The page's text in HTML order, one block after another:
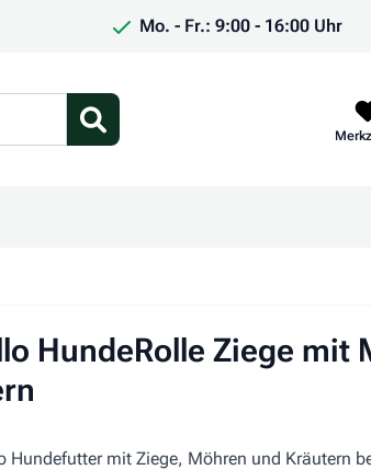
Mo. - Fr.: 9:00 - 16:00 Uhr
HundeRolle Ziege mit
Hundefutter mit Ziege, Möhren und Kräutern